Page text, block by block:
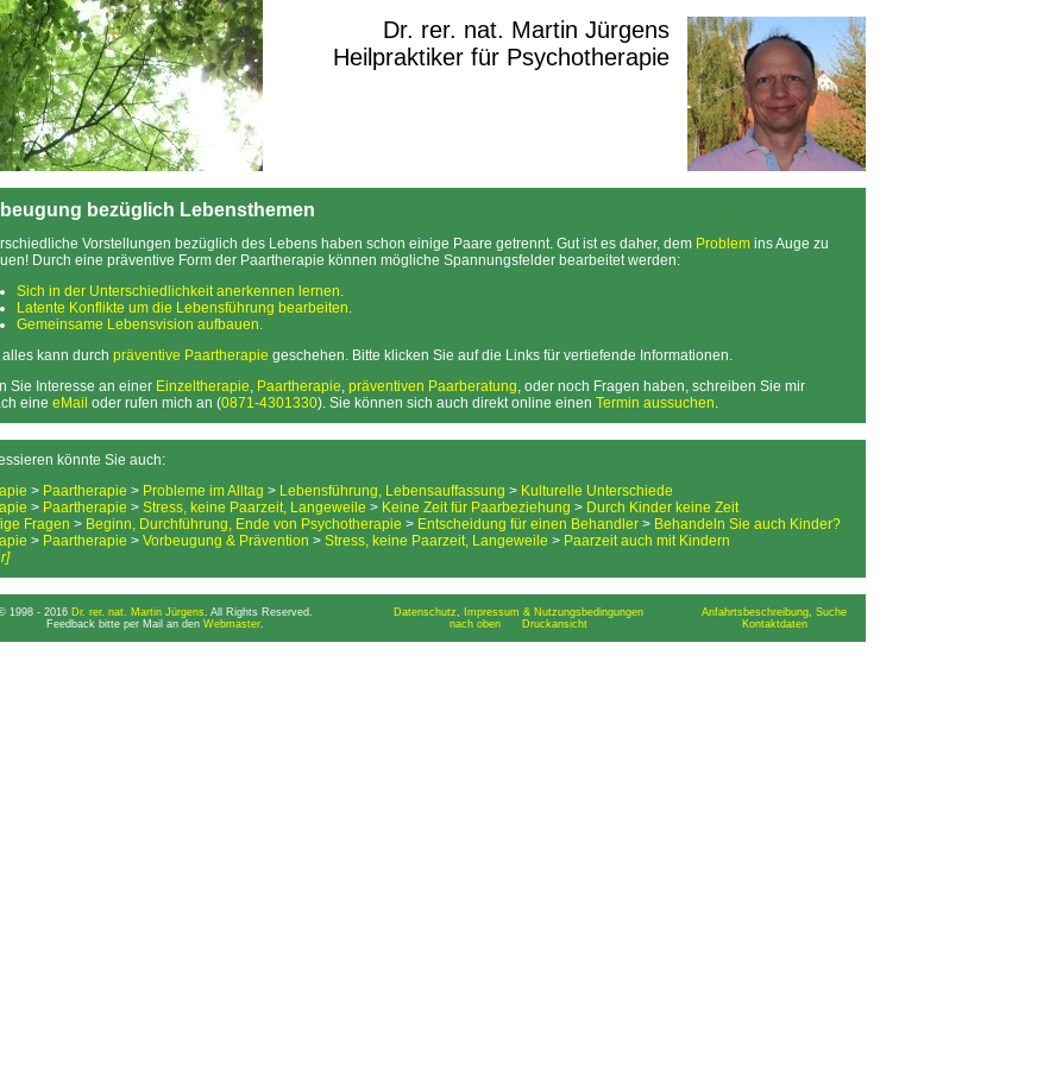
Dr. rer. nat. Martin Jürgens
Heilpraktiker für Psychotherapie
bezüglich Lebensthemen
Vorstellungen bezüglich des Lebens haben schon einige Paare getrennt. Gut ist es daher, dem Problem ins Auge zu
Durch eine präventive Form der Paartherapie können mögliche Spannungsfelder bearbeitet werden:
Sich in der Unterschiedlichkeit anerkennen lernen.
Latente Konflikte um die Lebensführung bearbeiten.
Gemeinsame Lebensvision aufbauen.
alles kann durch präventive Paartherapie geschehen. Bitte klicken Sie auf die Links für vertiefende Informationen.
Sie Interesse an einer Einzeltherapie, Paartherapie, präventiven Paarberatung, oder noch Fragen haben, schreiben Sie mir
eine eMail oder rufen mich an (0871-4301330). Sie können sich auch direkt online einen Termin aussuchen.
könnte Sie auch:
> Paartherapie > Probleme im Alltag > Lebensführung, Lebensauffassung > Kulturelle Unterschiede
> Paartherapie > Stress, keine Paarzeit, Langeweile > Keine Zeit für Paarbeziehung > Durch Kinder keine Zeit
Fragen > Beginn, Durchführung, Ende von Psychotherapie > Entscheidung für einen Behandler > Behandeln Sie auch Kinder?
> Paartherapie > Vorbeugung & Prävention > Stress, keine Paarzeit, Langeweile > Paarzeit auch mit Kindern
1998 - 2016 Dr. rer. nat. Martin Jürgens. All Rights Reserved.
Feedback bitte per Mail an den Webmaster.
Datenschutz,
Impressum & Nutzungsbedingungen
nach oben
Druckansicht
Anfahrtsbeschreibung, Suche
Kontaktdaten